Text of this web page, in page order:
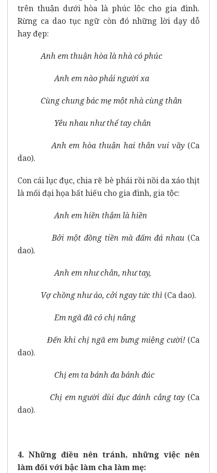
trên thuận dưới hòa là phúc lộc cho gia đình.
Rừng ca dao tục ngữ còn đó những lời dạy dỗ
hay đẹp:
Anh em thuận hòa là nhà có phúc
Anh em nào phải người xa
Cùng chung bác mẹ một nhà cùng thân
Yêu nhau như thể tay chân
Anh em hòa thuận hai thân vui vầy (Ca
dao).
Con cái lục đục, chia rẽ bè phái rồi nồi da xáo thịt
là mối đại họa bất hiếu cho gia đình, gia tộc:
Anh em hiền thậm là hiền
Bởi một đồng tiền mà đấm đá nhau (Ca
dao).
Anh em như chân, như tay,
Vợ chồng như áo, cởi ngay tức thì (Ca dao).
Em ngã đã có chị nâng
Đến khi chị ngã em bưng miệng cười!(Ca
dao).
Chị em ta bánh đa bánh đúc
Chị em người dùi đục đánh cẳng tay (Ca
dao).
4. Những điều nên tránh, những việc nên
làm đối với bậc làm cha làm mẹ: